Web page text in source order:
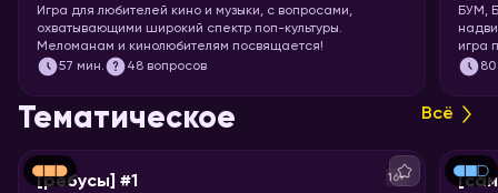
Игра для любителей кино и музыки, с вопросами,
охватывающими широкий спектр поп-культуры.
Меломанам и кинолюбителям посвящается!
57 мин. 48 вопросов
БУМ,
игра
Вас
миску
80
Тематическое Всё
[ребусы] #1 16+